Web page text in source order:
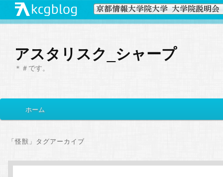
アスタリスク_シャープ
＊＃です。
イ
メ
ン
サ
コ
ホーム
「怪獣 」タグアーカイブ